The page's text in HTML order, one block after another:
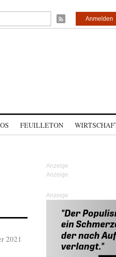
Anmelden
FEUILLETON
2021
Anzeige